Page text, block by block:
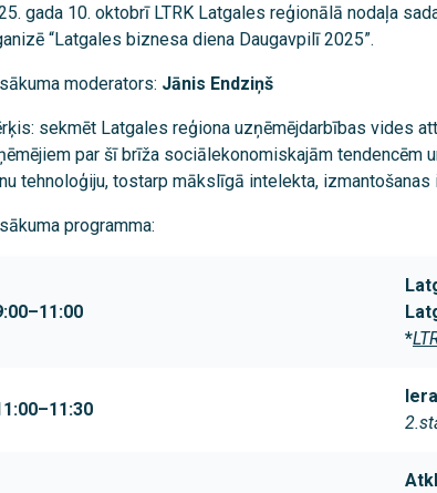
gada 10. oktobrī LTRK Latgales reģionālā nodaļa
“Latgales biznesa diena Daugavpilī 2025”.
moderators: Jānis Endziņš
sekmēt Latgales reģiona uzņēmējdarbības vides
par šī brīža sociālekonomiskajām tendencēm
tehnoloģiju, tostarp mākslīgā intelekta,
programma:
*